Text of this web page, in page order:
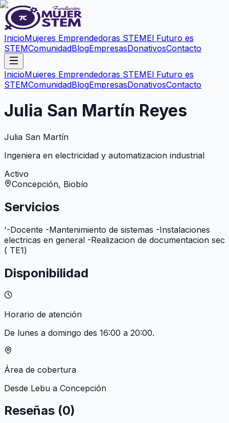
InicioMujeres Emprendedoras STEMEl Futuro es
STEMComunidadBlogEmpresasDonativosContacto
InicioMujeres Emprendedoras STEMEl Futuro es
STEMComunidadBlogEmpresasDonativosContacto
Julia San Martín Reyes
Julia San Martín
Ingeniera en electricidad y automatizacion industrial
Activo
Concepción, Biobío
Servicios
'-Docente -Mantenimiento de sistemas -Instalaciones
electricas en general -Realizacion de documentacion sec
( TE1)
Disponibilidad
Horario de atención
De lunes a domingo des 16:00 a 20:00.
Área de cobertura
Desde Lebu a Concepción
Reseñas (0)